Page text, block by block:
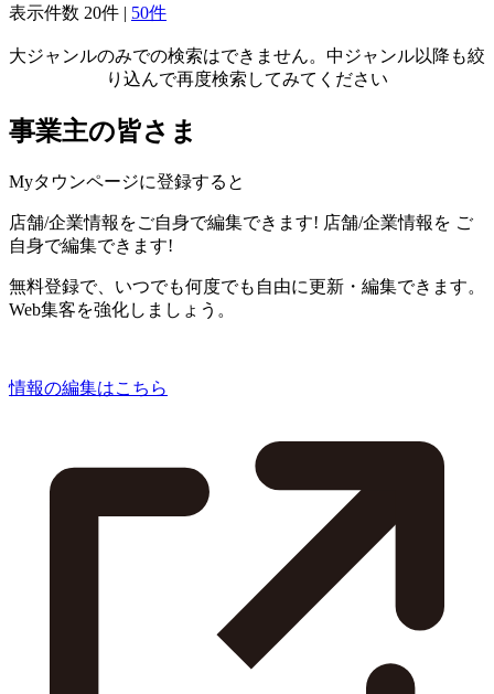
表示件数 20件 | 50件
大ジャンルのみでの検索はできません。中ジャンル以降も絞
り込んで再度検索してみてください
事業主の皆さま
Myタウンページに登録すると
店舗/企業情報をご自身で編集できます! 店舗/企業情報を ご
自身で編集できます!
無料登録で、いつでも何度でも自由に更新・編集できます。
Web集客を強化しましょう。
情報の編集はこちら